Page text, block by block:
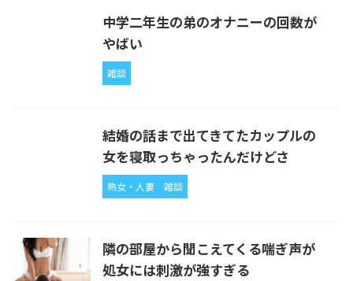
中学二年生の弟のオナニーの回数が
やばい
雑談
結婚の話まで出てきてたカップルの
女を寝取っちゃったんだけどさ
熟女・人妻 雑談
隣の部屋から聞こえてくる喘ぎ声が
処女には刺激が強すぎる